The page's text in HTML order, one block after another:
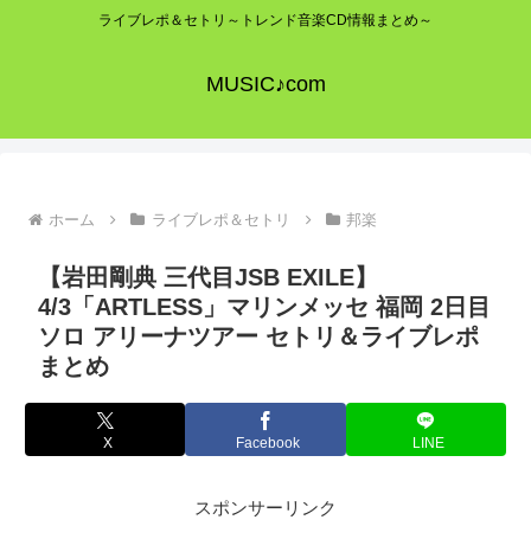
ライブレポ＆セトリ～トレンド音楽CD情報まとめ～
MUSIC♪com
ホーム ライブレポ＆セトリ 邦楽
【岩田剛典 三代目JSB EXILE】
4/3「ARTLESS」マリンメッセ 福岡 2日目
ソロ アリーナツアー セトリ＆ライブレポ
まとめ
X Facebook LINE
スポンサーリンク